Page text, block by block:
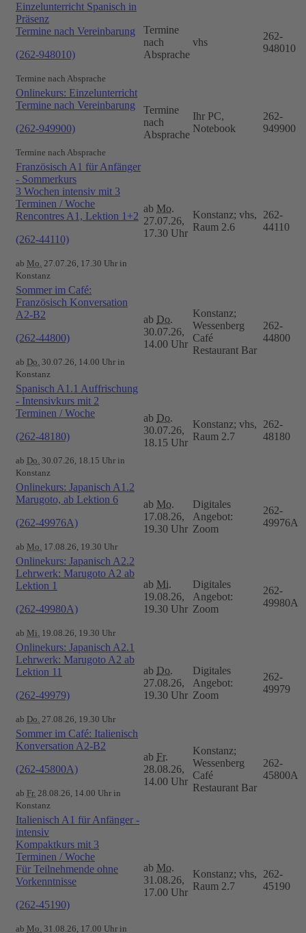
Einzelunterricht Spanisch in
Präsenz
Termine nach Vereinbarung
(262-948010)
Termine nach Absprache
Termine
nach
Absprache
vhs
262-
948010
Onlinekurs: Einzelunterricht
Termine nach Vereinbarung
(262-949900)
Termine nach Absprache
Termine
nach
Absprache
Ihr PC,
Notebook
262-
949900
Französisch A1 für Anfänger
- Sommerkurs
3 Wochen intensiv mit 3
Terminen / Woche
Rencontres A1, Lektion 1+2
(262-44110)
ab Mo. 27.07.26, 17.30 Uhr in
Konstanz
ab Mo.
27.07.26,
17.30 Uhr
Konstanz; vhs,
Raum 2.6
262-
44110
Sommer im Café:
Französisch Konversation
A2-B2
(262-44800)
ab Do. 30.07.26, 14.00 Uhr in
Konstanz
ab Do.
30.07.26,
14.00 Uhr
Konstanz;
Wessenberg
Café
Restaurant Bar
262-
44800
Spanisch A1.1 Auffrischung
- Intensivkurs mit 2
Terminen / Woche
(262-48180)
ab Do. 30.07.26, 18.15 Uhr in
Konstanz
ab Do.
30.07.26,
18.15 Uhr
Konstanz; vhs,
Raum 2.7
262-
48180
Onlinekurs: Japanisch A1.2
Marugoto, ab Lektion 6
(262-49976A)
ab Mo. 17.08.26, 19.30 Uhr
ab Mo.
17.08.26,
19.30 Uhr
Digitales
Angebot:
Zoom
262-
49976A
Onlinekurs: Japanisch A2.2
Lehrwerk: Marugoto A2 ab
Lektion 1
(262-49980A)
ab Mi. 19.08.26, 19.30 Uhr
ab Mi.
19.08.26,
19.30 Uhr
Digitales
Angebot:
Zoom
262-
49980A
Onlinekurs: Japanisch A2.1
Lehrwerk: Marugoto A2 ab
Lektion 11
(262-49979)
ab Do. 27.08.26, 19.30 Uhr
ab Do.
27.08.26,
19.30 Uhr
Digitales
Angebot:
Zoom
262-
49979
Sommer im Café: Italienisch
Konversation A2-B2
(262-45800A)
ab Fr. 28.08.26, 14.00 Uhr in
Konstanz
ab Fr.
28.08.26,
14.00 Uhr
Konstanz;
Wessenberg
Café
Restaurant Bar
262-
45800A
Italienisch A1 für Anfänger -
intensiv
Kompaktkurs mit 3
Terminen / Woche
Für Teilnehmende ohne
Vorkenntnisse
(262-45190)
ab Mo. 31.08.26, 17.00 Uhr in
ab Mo.
31.08.26,
17.00 Uhr
Konstanz; vhs,
Raum 2.7
262-
45190